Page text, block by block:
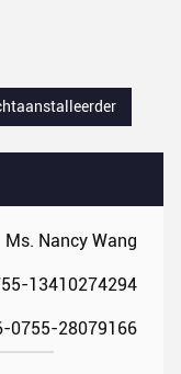
Ms. Nancy Wang
13410274294
0755-28079166